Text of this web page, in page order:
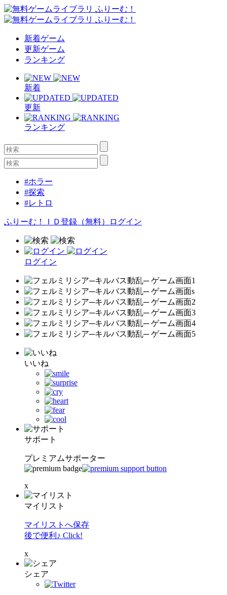
新着ゲーム
更新ゲーム
ランキング
新着
更新
ランキング
#ホラー
#探索
#レトロ
ふりーむ！ＩＤ登録（無料） ログイン
ログイン
いいね
サポート
プレミアムサポーター
x
マイリスト
マイリストへ保存
後で便利♪ Click!
x
シェア